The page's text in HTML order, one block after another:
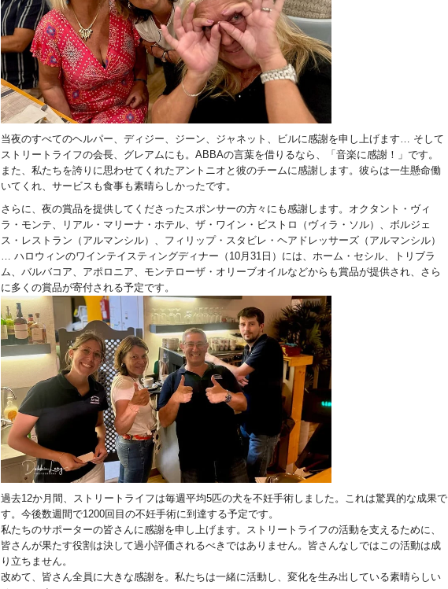
当夜のすべてのヘルパー、ディジー、ジーン、ジャネット、ビルに感謝を申し上げます… そして
ストリートライフの会長、グレアムにも。ABBAの言葉を借りるなら、「音楽に感謝！」です。
また、私たちを誇りに思わせてくれたアントニオと彼のチームに感謝します。彼らは一生懸命働
いてくれ、サービスも食事も素晴らしかったです。
さらに、夜の賞品を提供してくださったスポンサーの方々にも感謝します。オクタント・ヴィ
ラ・モンテ、リアル・マリーナ・ホテル、ザ・ワイン・ビストロ（ヴィラ・ソル）、ボルジェ
ス・レストラン（アルマンシル）、フィリップ・スタビレ・ヘアドレッサーズ（アルマンシル）
… ハロウィンのワインテイスティングディナー（10月31日）には、ホーム・セシル、トリブラ
ム、バルバコア、アポロニア、モンテローザ・オリーブオイルなどからも賞品が提供され、さら
に多くの賞品が寄付される予定です。
過去12か月間、ストリートライフは毎週平均5匹の犬を不妊手術しました。これは驚異的な成果で
す。今後数週間で1200回目の不妊手術に到達する予定です。
私たちのサポーターの皆さんに感謝を申し上げます。ストリートライフの活動を支えるために、
皆さんが果たす役割は決して過小評価されるべきではありません。皆さんなしではこの活動は成
り立ちません。
改めて、皆さん全員に大きな感謝を。私たちは一緒に活動し、変化を生み出している素晴らしい